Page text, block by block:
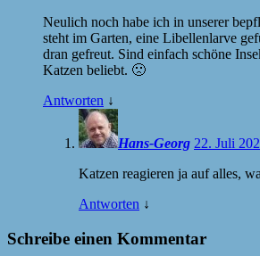
Neulich noch habe ich in unserer
steht im Garten, eine Libellenlarve
dran gefreut. Sind einfach schöne
Katzen beliebt. 🙁
Antworten ↓
Hans-Georg 22. Juli
Katzen reagieren ja auf alles,
Antworten ↓
Schreibe einen Kommentar